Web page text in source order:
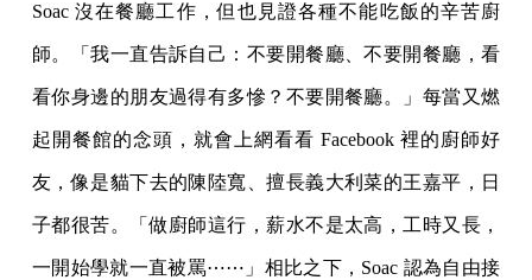
Soac 沒在餐廳工作，但也見證各種不能吃飯的辛苦廚
師。「我一直告訴自己：不要開餐廳、不要開餐廳，看
看你身邊的朋友過得有多慘？不要開餐廳。」每當又燃
起開餐館的念頭，就會上網看看 Facebook 裡的廚師好
友，像是貓下去的陳陸寬、擅長義大利菜的王嘉平，日
子都很苦。「做廚師這行，薪水不是太高，工時又長，
一開始學就一直被罵⋯⋯」相比之下，Soac 認為自由接